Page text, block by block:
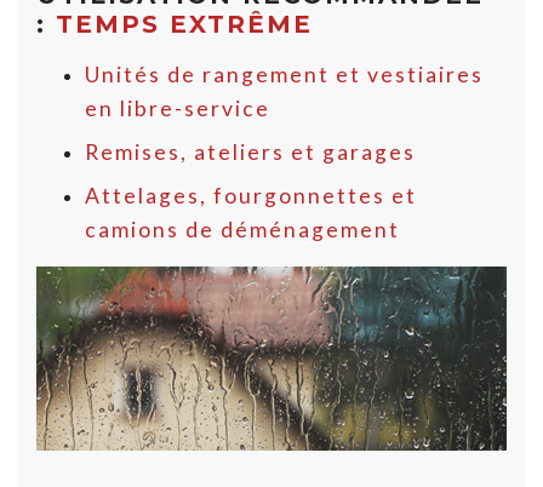
: TEMPS EXTRÊME
Unités de rangement et vestiaires
en libre-service
Remises, ateliers et garages
Attelages, fourgonnettes et
camions de déménagement